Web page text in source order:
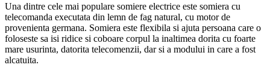
Una dintre cele mai populare somiere electrice este somiera cu
telecomanda executata din lemn de fag natural, cu motor de
provenienta germana. Somiera este flexibila si ajuta persoana care o
foloseste sa isi ridice si coboare corpul la inaltimea dorita cu foarte
mare usurinta, datorita telecomenzii, dar si a modului in care a fost
alcatuita.